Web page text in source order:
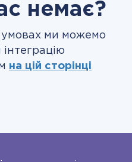
немає?
умовах ми можемо
інтеграцію
на цій сторінці